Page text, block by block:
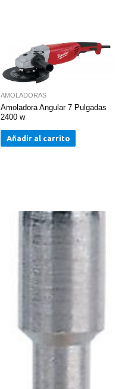
AMOLADORAS
Amoladora Angular 7 Pulgadas
2400 w
Añadir al carrito